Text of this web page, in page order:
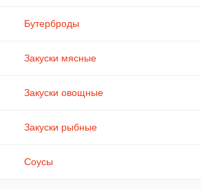
Бутерброды
Закуски мясные
Закуски овощные
Закуски рыбные
Соусы